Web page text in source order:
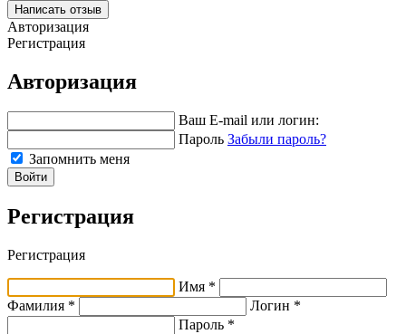
Написать отзыв
Авторизация
Регистрация
Авторизация
Ваш E-mail или логин:
Пароль Забыли пароль?
Запомнить меня
Войти
Регистрация
Регистрация
Имя *
Фамилия *
Логин *
Пароль *